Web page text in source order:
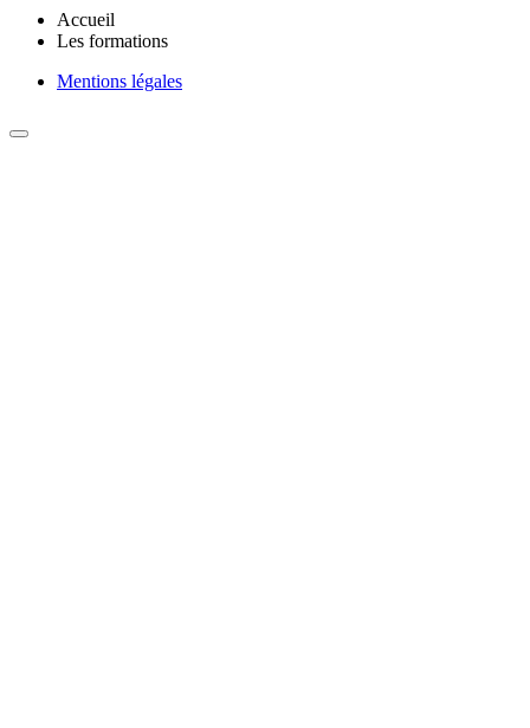
Accueil
Les formations
Mentions légales